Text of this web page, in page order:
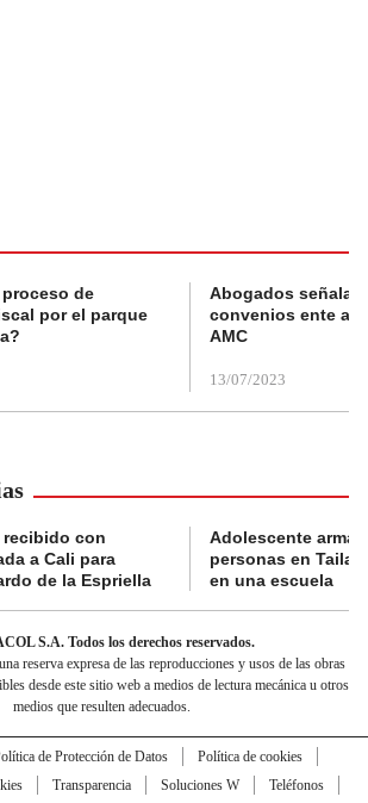
de
por el parque
Abogados
convenios ente
AMC
13/07/2023
recibido con
a Cali para
de la Espriella
Adolescente
personas en
en una escuela
S.A. Todos los derechos reservados.
reserva expresa de las reproducciones y usos de las obras
desde este sitio web a medios de lectura mecánica u otros
medios que resulten adecuados.
de Protección de Datos
Política de cookies
Transparencia Soluciones W
Teléfonos